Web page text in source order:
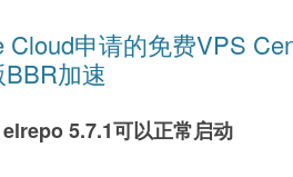
Cloud申请的免费VPS
加速
5.7.1可以正常启动